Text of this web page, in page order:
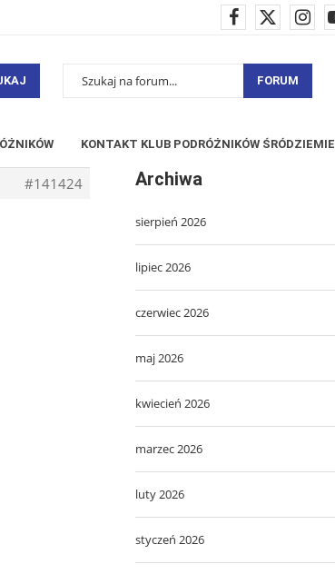
FORUM
KONTAKT KLUB PODRÓŻNIKÓW ŚRÓDZIEMIE
#141424 Archiwa
sierpień 2026
lipiec 2026
czerwiec 2026
maj 2026
kwiecień 2026
marzec 2026
luty 2026
styczeń 2026